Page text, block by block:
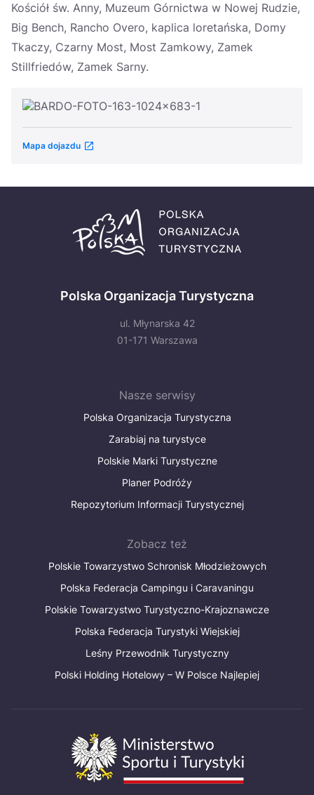
Kościół św. Anny, Muzeum Górnictwa w Nowej Rudzie,
Big Bench, Rancho Overo, kaplica loretańska, Domy
Tkaczy, Czarny Most, Most Zamkowy, Zamek
Stillfriedów, Zamek Sarny.
Mapa dojazdu
Polska Organizacja Turystyczna
ul. Młynarska 42
01-171 Warszawa
Nasze serwisy
Polska Organizacja Turystyczna
Zarabiaj na turystyce
Polskie Marki Turystyczne
Planer Podróży
Repozytorium Informacji Turystycznej
Zobacz też
Polskie Towarzystwo Schronisk Młodzieżowych
Polska Federacja Campingu i Caravaningu
Polskie Towarzystwo Turystyczno-Krajoznawcze
Polska Federacja Turystyki Wiejskiej
Leśny Przewodnik Turystyczny
Polski Holding Hotelowy – W Polsce Najlepiej